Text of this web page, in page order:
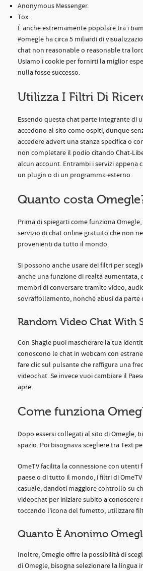
Anonymous Messenger.
Tox.
È anche estremamente popolare tra i
#omegle ha circa 5 miliardi di
chat non reasonable o reasonable tra
Usiamo i cookie per fornirti la miglior
nulla fosse successo.
Utilizza I Filtri Di
Essendo questa chat parte integrante di
accedono al sito come ospiti, dunque
accedere advert una stanza specifica o
non completare il podio citando Chat-
alcun account. Entrambi i servizi
un plugin o di un programma esterno.
Quanto costa
Prima di spiegarti come funziona
servizio di chat online gratuito che non
provenienti da tutto il mondo.
Si possono anche usare dei filtri per
anche una funzione di realtà
membri di conversare tramite video,
sovraffollamento, nonché abusi da parte
Random Video Chat With
Con Shagle puoi mascherare la tua
conoscono le chat in webcam con
fare clic sul pulsante che raffigura una
videochat. Se invece vuoi cambiare il
apre.
Come funziona
Dopo essersi collegati al sito di Omegle,
spazio. Poi bisognava scegliere tra Text
OmeTV facilita la connessione con
paese o di tutto il mondo, i filtri di
casuale, dandoti maggiore controllo su
videochat per iniziare subito a
toccando l’icona del fumetto, utilizzare
Quanto È Anonimo
Inoltre, Omegle offre la possibilità di
di Omegle, bisogna selezionare la lingua